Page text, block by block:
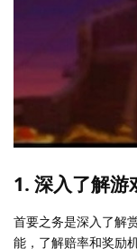
1. 深入了解游
首要之务是深入了解
能，了解赔率和奖励